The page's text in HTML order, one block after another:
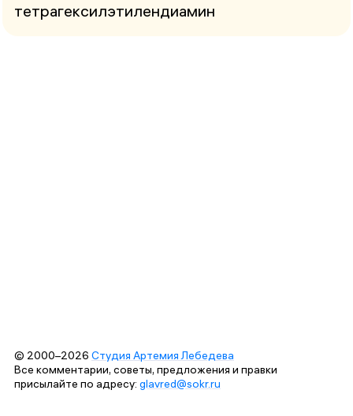
тетрагексилэтилендиамин
© 2000–2026 Студия Артемия Лебедева
Все комментарии, советы, предложения и правки
присылайте по адресу: glavred@sokr.ru